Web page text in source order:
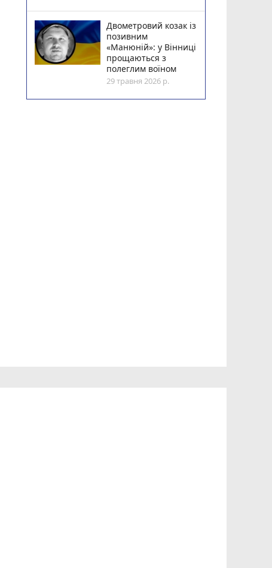
Двометровий козак із
позивним
«Манюній»: у Вінниці
прощаються з
полеглим воїном
29 травня 2026 р.